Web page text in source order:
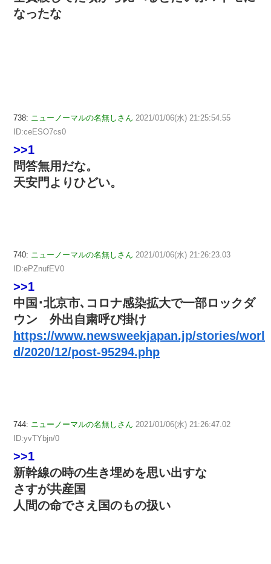
なったな
738: ニューノーマルの名無しさん 2021/01/06(水) 21:25:54.55
ID:ceESO7cs0
>>1
問答無用だな。
天安門よりひどい。
740: ニューノーマルの名無しさん 2021/01/06(水) 21:26:23.03
ID:ePZnufEV0
>>1
中国･北京市､コロナ感染拡大で一部ロックダ
ウン 外出自粛呼び掛け
https://www.newsweekjapan.jp/stories/worl
d/2020/12/post-95294.php
744: ニューノーマルの名無しさん 2021/01/06(水) 21:26:47.02
ID:yvTYbjn/0
>>1
新幹線の時の生き埋めを思い出すな
さすが共産国
人間の命でさえ国のもの扱い